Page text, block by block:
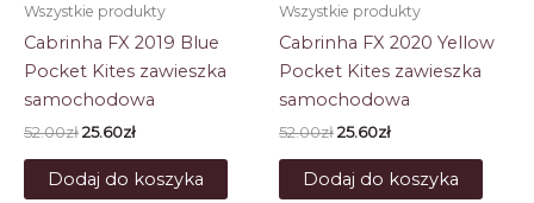
Wszystkie produkty
Cabrinha FX 2019 Blue
Pocket Kites zawieszka
samochodowa
52.00złPierwotna
wynosiła:
52.00zł.
25.60złAktualna
wynosi:
25.60zł.
Dodaj do koszyka
Wszystkie produkty
Cabrinha FX 2020 Yellow
Pocket Kites zawieszka
samochodowa
52.00złPierwotna
wynosiła:
52.00zł.
25.60złAktualna
wynosi:
25.60zł.
Dodaj do koszyka